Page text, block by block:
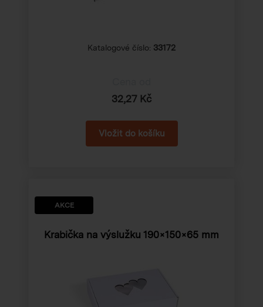
Katalogové číslo: 33172
32,27 Kč
AKCE
Krabička na výslužku 190×150×65 mm